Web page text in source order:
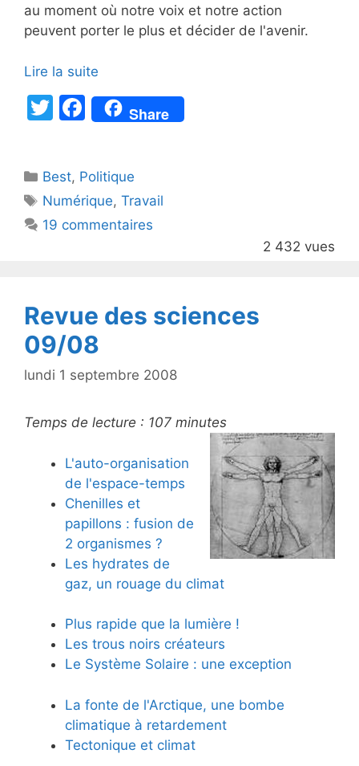
au moment où notre voix et notre action
peuvent porter le plus et décider de l'avenir.
Lire la suite
T
er
F
a
e
b
o
Share
Catégories
Best, Politique
Étiquettes
Numérique,Travail
19 commentaires
2 432 vues
Revue des sciences
09/08
lundi 1 septembre 2008
Temps de lecture : 107 minutes
L'auto-organisation
de l'espace-temps
Chenilles et
papillons : fusion de
2 organismes ?
Les hydrates de
gaz, un rouage du climat
Plus rapide que la lumière !
Les trous noirs créateurs
Le Système Solaire : une exception
La fonte de l'Arctique, une bombe
climatique à retardement
Tectonique et climat